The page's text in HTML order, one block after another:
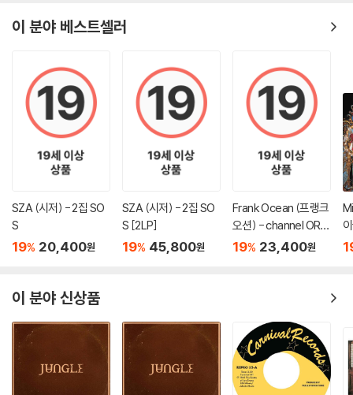
이 분야 베스트셀러
SZA (시저) - 2집 SO
S
19% 20,400원
SZA (시저) - 2집 SO
S [2LP]
19% 45,800원
Frank Ocean (프랭크
오션) - channel ORA
NGE
19% 23,400원
이 분야 신상품